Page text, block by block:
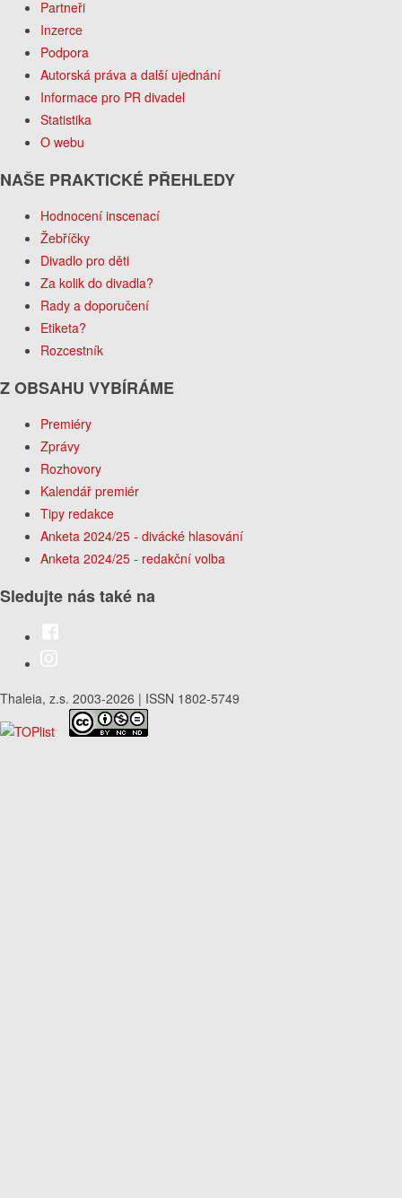
Partneři
Inzerce
Podpora
Autorská práva a další ujednání
Informace pro PR divadel
Statistika
O webu
NAŠE PRAKTICKÉ PŘEHLEDY
Hodnocení inscenací
Žebříčky
Divadlo pro děti
Za kolik do divadla?
Rady a doporučení
Etiketa?
Rozcestník
Z OBSAHU VYBÍRÁME
Premiéry
Zprávy
Rozhovory
Kalendář premiér
Tipy redakce
Anketa 2024/25 - divácké hlasování
Anketa 2024/25 - redakční volba
Sledujte nás také na
Thaleia, z.s. 2003-2026 | ISSN 1802-5749